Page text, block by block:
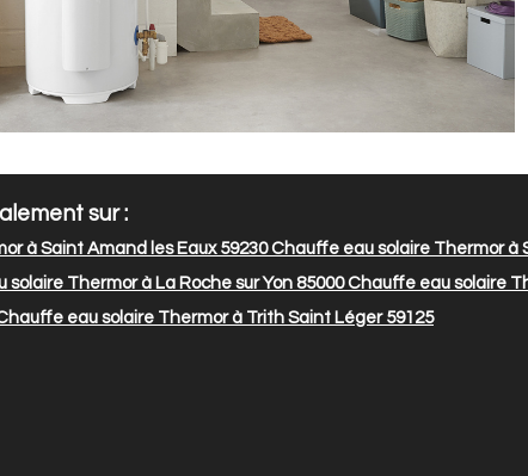
sur :
à Saint Amand les Eaux 59230Chauffe eau solaire Thermor à
Thermor à La Roche sur Yon 85000Chauffe eau solaire
eau solaire Thermor à Trith Saint Léger 59125